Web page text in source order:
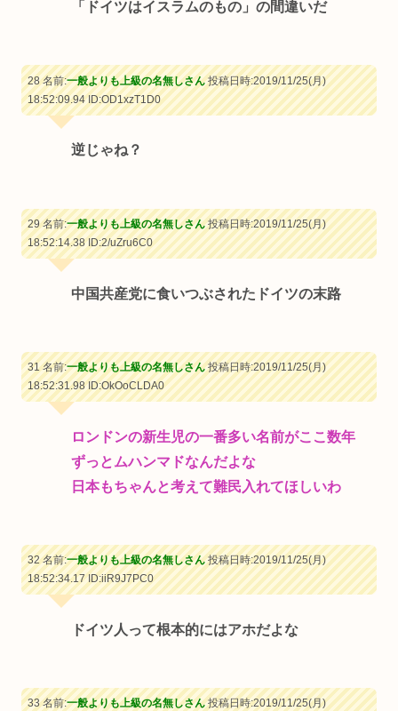
「ドイツはイスラムのもの」の間違いだ
28 名前:一般よりも上級の名無しさん投稿日時:2019/11/25(月)
18:52:09.94ID:OD1xzT1D0
逆じゃね？
29 名前:一般よりも上級の名無しさん投稿日時:2019/11/25(月)
18:52:14.38ID:2/uZru6C0
中国共産党に食いつぶされたドイツの末路
31 名前:一般よりも上級の名無しさん投稿日時:2019/11/25(月)
18:52:31.98ID:OkOoCLDA0
ロンドンの新生児の一番多い名前がここ数年
ずっとムハンマドなんだよな
日本もちゃんと考えて難民入れてほしいわ
32 名前:一般よりも上級の名無しさん投稿日時:2019/11/25(月)
18:52:34.17ID:iiR9J7PC0
ドイツ人って根本的にはアホだよな
33 名前:一般よりも上級の名無しさん投稿日時:2019/11/25(月)